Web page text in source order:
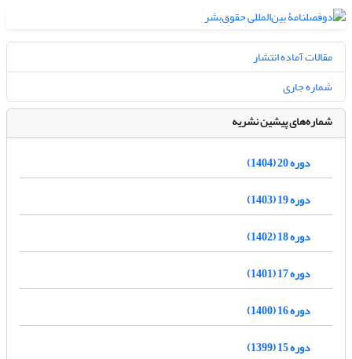
مقالات آماده انتشار
شماره جاری
شماره‌های پیشین نشریه
دوره 20 (1404)
دوره 19 (1403)
دوره 18 (1402)
دوره 17 (1401)
دوره 16 (1400)
دوره 15 (1399)